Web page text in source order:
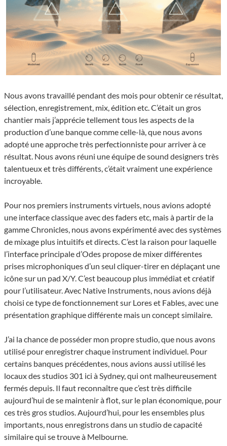
Nous avons travaillé pendant des mois pour obtenir ce résultat,
sélection, enregistrement, mix, édition etc. C’était un gros
chantier mais j’apprécie tellement tous les aspects de la
production d’une banque comme celle-là, que nous avons
adopté une approche très perfectionniste pour arriver à ce
résultat. Nous avons réuni une équipe de sound designers très
talentueux et très différents, c’était vraiment une expérience
incroyable.
Pour nos premiers instruments virtuels, nous avions adopté
une interface classique avec des faders etc, mais à partir de la
gamme Chronicles, nous avons expérimenté avec des systèmes
de mixage plus intuitifs et directs. C’est la raison pour laquelle
l’interface principale d’Odes propose de mixer différentes
prises microphoniques d’un seul cliquer-tirer en déplaçant une
icône sur un pad X/Y. C’est beaucoup plus immédiat et créatif
pour l’utilisateur. Avec Native Instruments, nous avions déjà
choisi ce type de fonctionnement sur Lores et Fables, avec une
présentation graphique différente mais un concept similaire.
J’ai la chance de posséder mon propre studio, que nous avons
utilisé pour enregistrer chaque instrument individuel. Pour
certains banques précédentes, nous avions aussi utilisé les
locaux des studios 301 ici à Sydney, qui ont malheureusement
fermés depuis. Il faut reconnaître que c’est très difficile
aujourd’hui de se maintenir à flot, sur le plan économique, pour
ces très gros studios. Aujourd’hui, pour les ensembles plus
importants, nous enregistrons dans un studio de capacité
similaire qui se trouve à Melbourne.